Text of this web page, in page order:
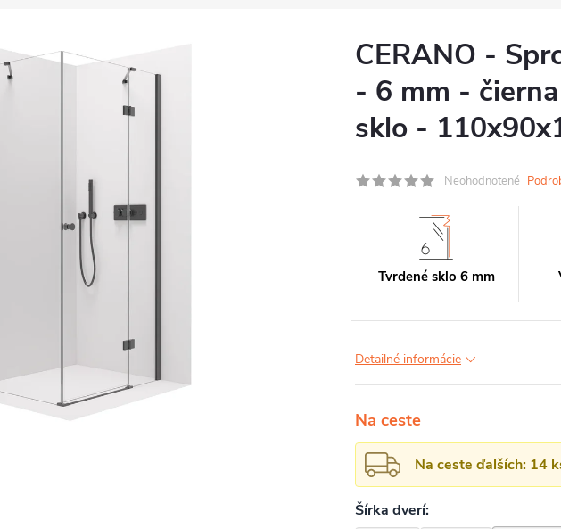
CERANO -
- 6 mm -
sklo -
Neohodnotené
Tvrdené sklo 6 mm
Detailné informácie
Na ceste
Na ceste ďalších: 14